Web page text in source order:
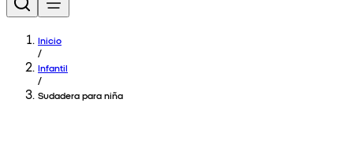
Inicio
/
Infantil
/
Sudadera para niña